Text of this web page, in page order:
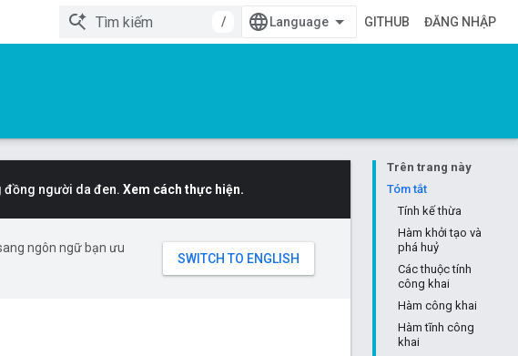
/
GITHUB ĐĂNG NHẬP
Trên trang này
Tóm tắt
Tính kế thừa
Hàm khởi tạo và
phá huỷ
Các thuộc tính
công khai
Hàm công khai
Hàm tĩnh công
khai
đồng người da đen. Xem cách thực hiện.
ngôn ngữ bạn ưu